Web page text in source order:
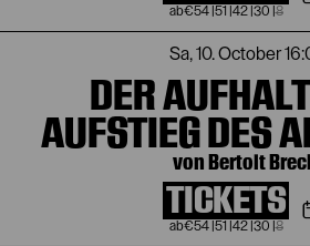
€54 51 42 30 |8
Sa, 10. October
DER
AUFSTIEG DES
von Bertolt
TICKETS
€54 51 42 30 |8